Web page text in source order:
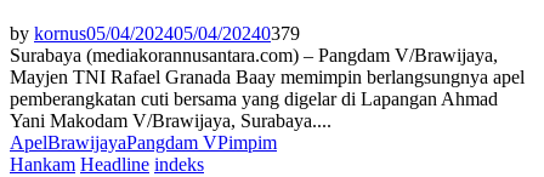
by kornus05/04/202405/04/20240379
Surabaya (mediakorannusantara.com) – Pangdam V/Brawijaya,
Mayjen TNI Rafael Granada Baay memimpin berlangsungnya apel
pemberangkatan cuti bersama yang digelar di Lapangan Ahmad
Yani Makodam V/Brawijaya, Surabaya....
ApelBrawijayaPangdam VPimpim
Hankam Headline indeks